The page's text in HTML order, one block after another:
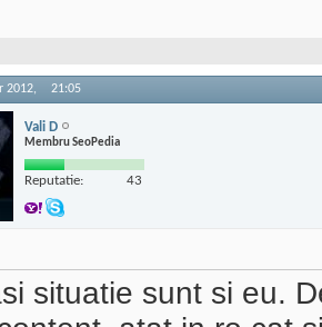
2012, 21:05
Vali D
Membru SeoPedia
Reputatie: 43
situatie sunt si eu.